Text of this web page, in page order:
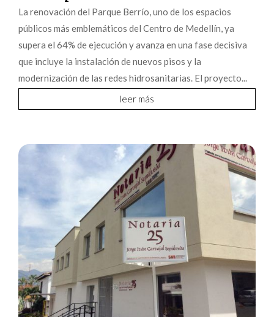
La renovación del Parque Berrío, uno de los espacios
públicos más emblemáticos del Centro de Medellín, ya
supera el 64% de ejecución y avanza en una fase decisiva
que incluye la instalación de nuevos pisos y la
modernización de las redes hidrosanitarias. El proyecto...
leer más